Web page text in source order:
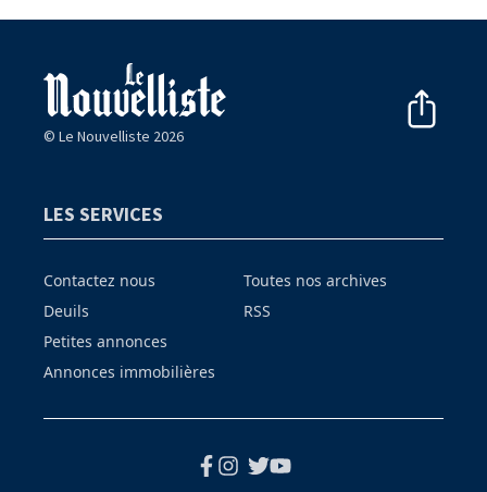
© Le Nouvelliste 2026
LES SERVICES
Contactez nous
Deuils
Petites annonces
Annonces immobilières
Toutes nos archives
RSS